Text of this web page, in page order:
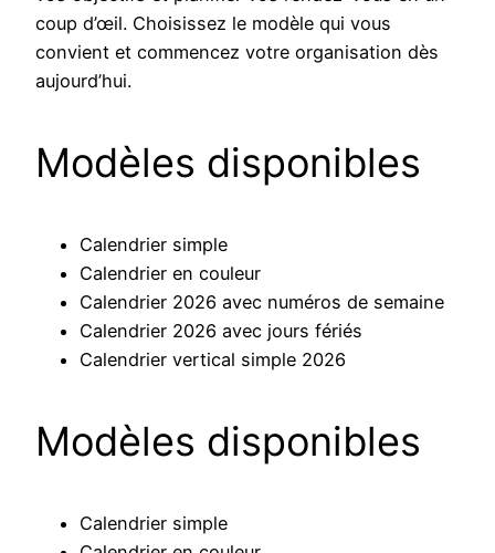
coup d’œil. Choisissez le modèle qui vous
convient et commencez votre organisation dès
aujourd’hui.
Modèles disponibles
Calendrier simple
Calendrier en couleur
Calendrier 2026 avec numéros de semaine
Calendrier 2026 avec jours fériés
Calendrier vertical simple 2026
Modèles disponibles
Calendrier simple